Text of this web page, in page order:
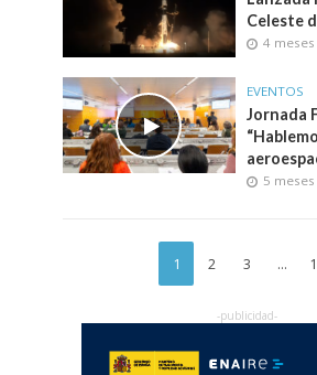
Celeste
4 meses
EVENTOS
Jornada
5 meses
1 2 3 …